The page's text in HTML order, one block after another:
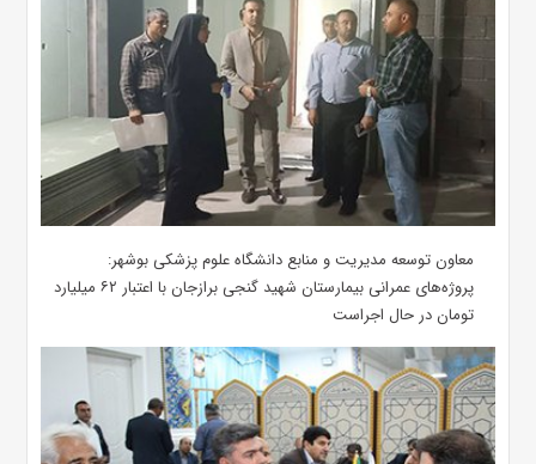
معاون توسعه مدیریت و منابع دانشگاه علوم پزشکی بوشهر:
پروژه‌های عمرانی بیمارستان شهید گنجی برازجان با اعتبار ۶۲ میلیارد
تومان در حال اجراست